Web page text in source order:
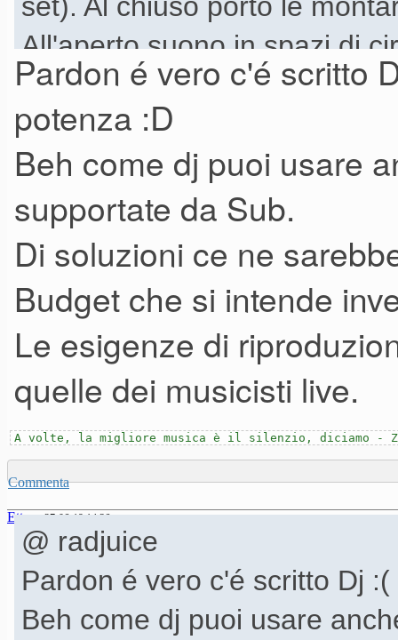
set). Al chiuso porto le
All'aperto suono in spazi di
Pardon é vero c'é scritto
potenza :D
Beh come dj puoi usare
supportate da Sub.
Di soluzioni ce ne
Budget che si intende
Le esigenze di
quelle dei musicisti live.
A volte, la migliore musica è il silenzio, diciamo -
Commenta
Ettore 27-06-19 14.36
@ radjuice
Pardon é vero c'é scritto Dj
Beh come dj puoi usare